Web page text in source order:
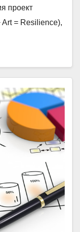
проект
= Resilience),